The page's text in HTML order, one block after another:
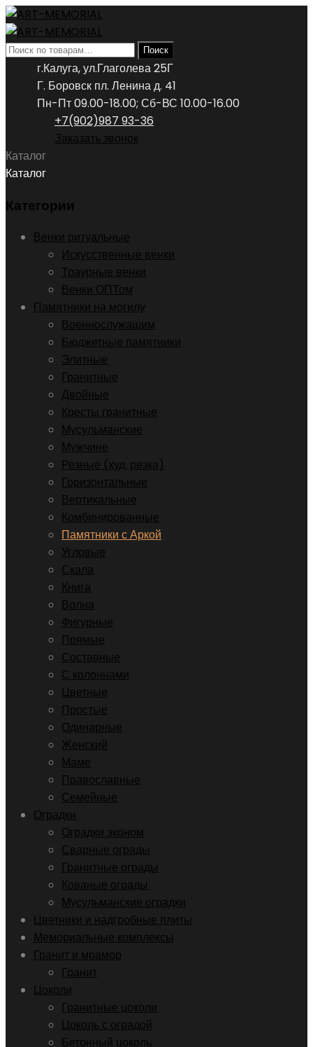
Искать: Поиск
г.Калуга, ул.Глаголева 25Г
Г. Боровск пл. Ленина д. 41
Пн-Пт 09.00-18.00; Сб-ВС 10.00-16.00
+7(902)987 93-36
Заказать звонок
Каталог
Каталог
Категории
Венки ритуальные
Искусственные венки
Траурные венки
Венки ОПТом
Памятники на могилу
Военнослужащим
Бюджетные памятники
Элитные
Гранитные
Двойные
Кресты гранитные
Мусульманские
Мужчине
Резные (худ. резка)
Горизонтальные
Вертикальные
Комбинированные
Памятники с Аркой
Угловые
Скала
Книга
Волна
Фигурные
Прямые
Составные
С колоннами
Цветные
Простые
Одинарные
Женский
Маме
Православные
Семейные
Оградки
Оградки эконом
Сварные ограды
Гранитные ограды
Кованые ограды
Мусульманские оградки
Цветники и надгробные плиты
Мемориальные комплексы
Гранит и мрамор
Гранит
Цоколи
Гранитные цоколи
Цоколь с оградой
Бетонный цоколь